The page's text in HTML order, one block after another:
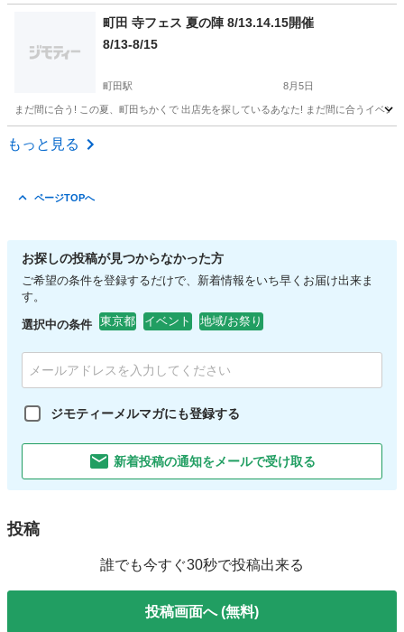
地域/お祭り
町田 寺フェス 夏の陣 8/13.14.15開催
8/13-8/15
町田駅 8月5日
まだ間に合う! この夏、町田ちかくで 出店先を探しているあなた! まだ間に合うイベ
東京 町田市
もっと見る
ページTOPへ
お探しの投稿が見つからなかった方
ご希望の条件を登録するだけで、新着情報をいち早くお届け出来ま
す。
選択中の条件 東京都 イベント 地域/お祭り
ジモティーメルマガにも登録する
新着投稿の通知をメールで受け取る
投稿
誰でも今すぐ30秒で投稿出来る
投稿画面へ (無料)